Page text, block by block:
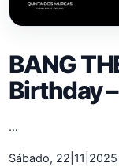
BANG
Birthday
…
Sábado, 22|11|2025